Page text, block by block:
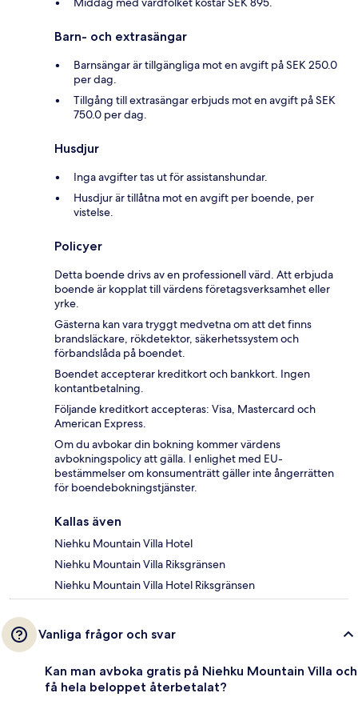
Barn- och extrasängar
Barnsängar är tillgängliga mot en avgift på SEK 250.0
per dag.
Tillgång till extrasängar erbjuds mot en avgift på SEK
750.0 per dag.
Husdjur
Inga avgifter tas ut för assistanshundar.
Husdjur är tillåtna mot en avgift per boende, per
vistelse.
Policyer
Detta boende drivs av en professionell värd. Att erbjuda
boende är kopplat till värdens företagsverksamhet eller
yrke.
Gästerna kan vara tryggt medvetna om att det finns
brandsläckare, rökdetektor, säkerhetssystem och
förbandslåda på boendet.
Boendet accepterar kreditkort och bankkort. Ingen
kontantbetalning.
Följande kreditkort accepteras: Visa, Mastercard och
American Express.
Om du avbokar din bokning kommer värdens
avbokningspolicy att gälla. I enlighet med EU-
bestämmelser om konsumenträtt gäller inte ångerrätten
för boendebokningstjänster.
Kallas även
Niehku Mountain Villa Hotel
Niehku Mountain Villa Riksgränsen
Niehku Mountain Villa Hotel Riksgränsen
Vanliga frågor och svar
Kan man avboka gratis på Niehku Mountain Villa och
få hela beloppet återbetalat?